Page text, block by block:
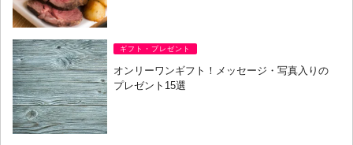
ギフト・プレゼント
オンリーワンギフト！メッセージ・写真入りの
プレゼント15選